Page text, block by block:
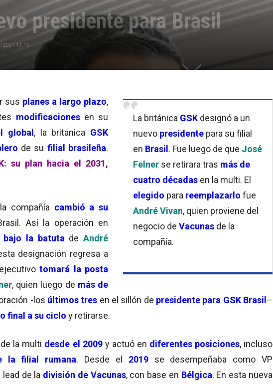
presidente para Brasil
2021 11:15
La británica GSK designó a un
nuevo presidente para su filial
en Brasil. Fue luego de que José
Felner se retirara tras más de
cuatro décadas en la multi. El
elegido para reemplazarlo fue
André Vivan, quien proviene del
negocio de Vacunas de la
compañía.
sus planes a largo plazo,
modificaciones en su
global, la británica GSK
de su filial brasileña.
su plan hacia el 2031,
la compañía cambió a su
Así la operación en
bajo la batuta deAndré
designación regresa a
tomará la posta
, quien luego de más de
-los últimos tres en el sillón de presidente para GSK Brasil–
final a su ciclo y retirarse.
la multi desde el 2009 y actuó en diferentes posiciones, incluso
la filial rumana. Desde el 2019se desempeñaba como VP
de la división de Vacunas, con base en Bélgica. En esta nueva